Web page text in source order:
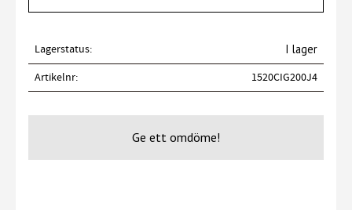
Lagerstatus
I lager
Artikelnr
1520CIG200J4
Ge ett omdöme!